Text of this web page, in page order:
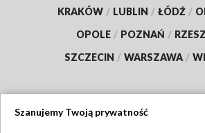
KRAKÓW / LUBLIN / ŁÓDŹ /
OPOLE / POZNAŃ /
SZCZECIN / WARSZAWA /
Szanujemy Twoją prywatność